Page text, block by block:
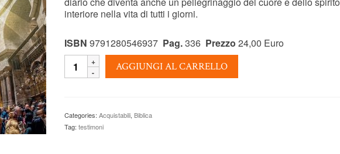
interiore nella vita di tutti i giorni.
ISBN 9791280546937 Pag.336 Prezzo 24,00 Euro
FRAMMENTI
DEL
Guerrino
Benin
AGGIUNGI AL CARRELLO
Categories: Acquistabili, Biblica
Tag: testimoni